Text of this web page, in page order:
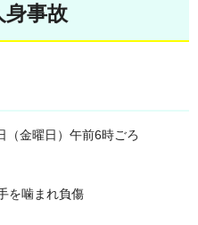
事故
金曜日）午前6時ごろ
を噛まれ負傷